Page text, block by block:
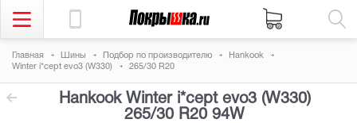
Главная Шины Подбор по производителю
Hankook
Winter i*cept evo3 (W330)
265/30 R20
Hankook Winter i*cept evo3 (W330)
265/30 R20 94W